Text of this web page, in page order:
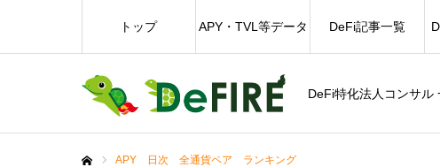
DeFi特化法人コンサル
トップ APY・TVL等データ DeFi記事一覧
APY 日次 全通貨ペア ランキング